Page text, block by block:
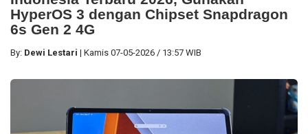
HyperOS 3 dengan Chipset Snapdragon
6s Gen 2 4G
By: Dewi Lestari | Kamis 07-05-2026 / 13:57 WIB